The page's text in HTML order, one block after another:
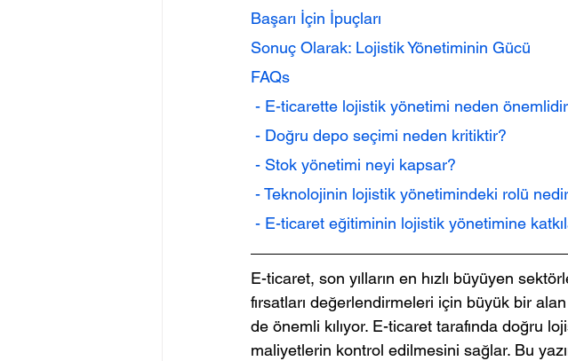
Başarı İçin İpuçları
Sonuç Olarak: Lojistik Yönetiminin Gücü
FAQs
- E-ticarette lojistik yönetimi neden
- Doğru depo seçimi neden kritiktir?
- Stok yönetimi neyi kapsar?
- Teknolojinin lojistik yönetimindeki rolü
- E-ticaret eğitiminin lojistik yönetimine
E-ticaret, son yılların en hızlı büyüyen
fırsatları değerlendirmeleri için büyük bir
de önemli kılıyor. E-ticaret tarafında doğru
maliyetlerin kontrol edilmesini sağlar. Bu